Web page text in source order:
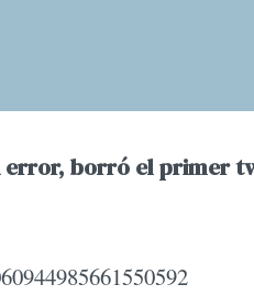
error, borró el primer